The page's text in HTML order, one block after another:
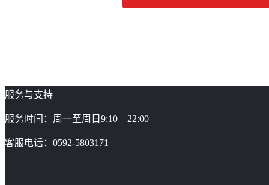
服务与支持
服务时间：周一至周日9:10 – 22:00
客服电话：0592-5803171